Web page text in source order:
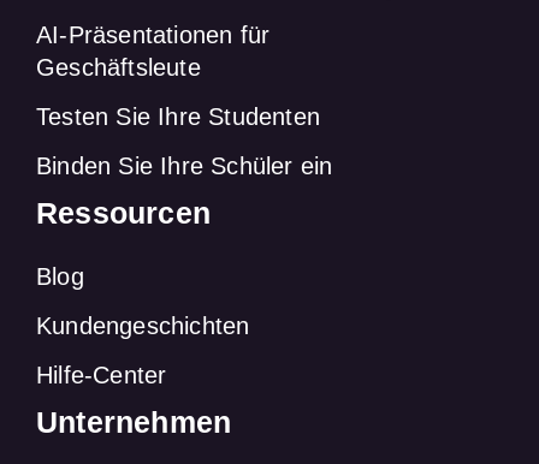
AI-Präsentationen für
Geschäftsleute
Testen Sie Ihre Studenten
Binden Sie Ihre Schüler ein
Ressourcen
Blog
Kundengeschichten
Hilfe-Center
Unternehmen